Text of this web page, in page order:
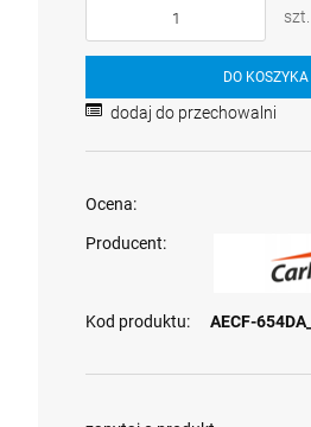
szt.
DO KOSZYKA
dodaj do przechowalni
Ocena:
Producent:
Kod produktu: AECF-